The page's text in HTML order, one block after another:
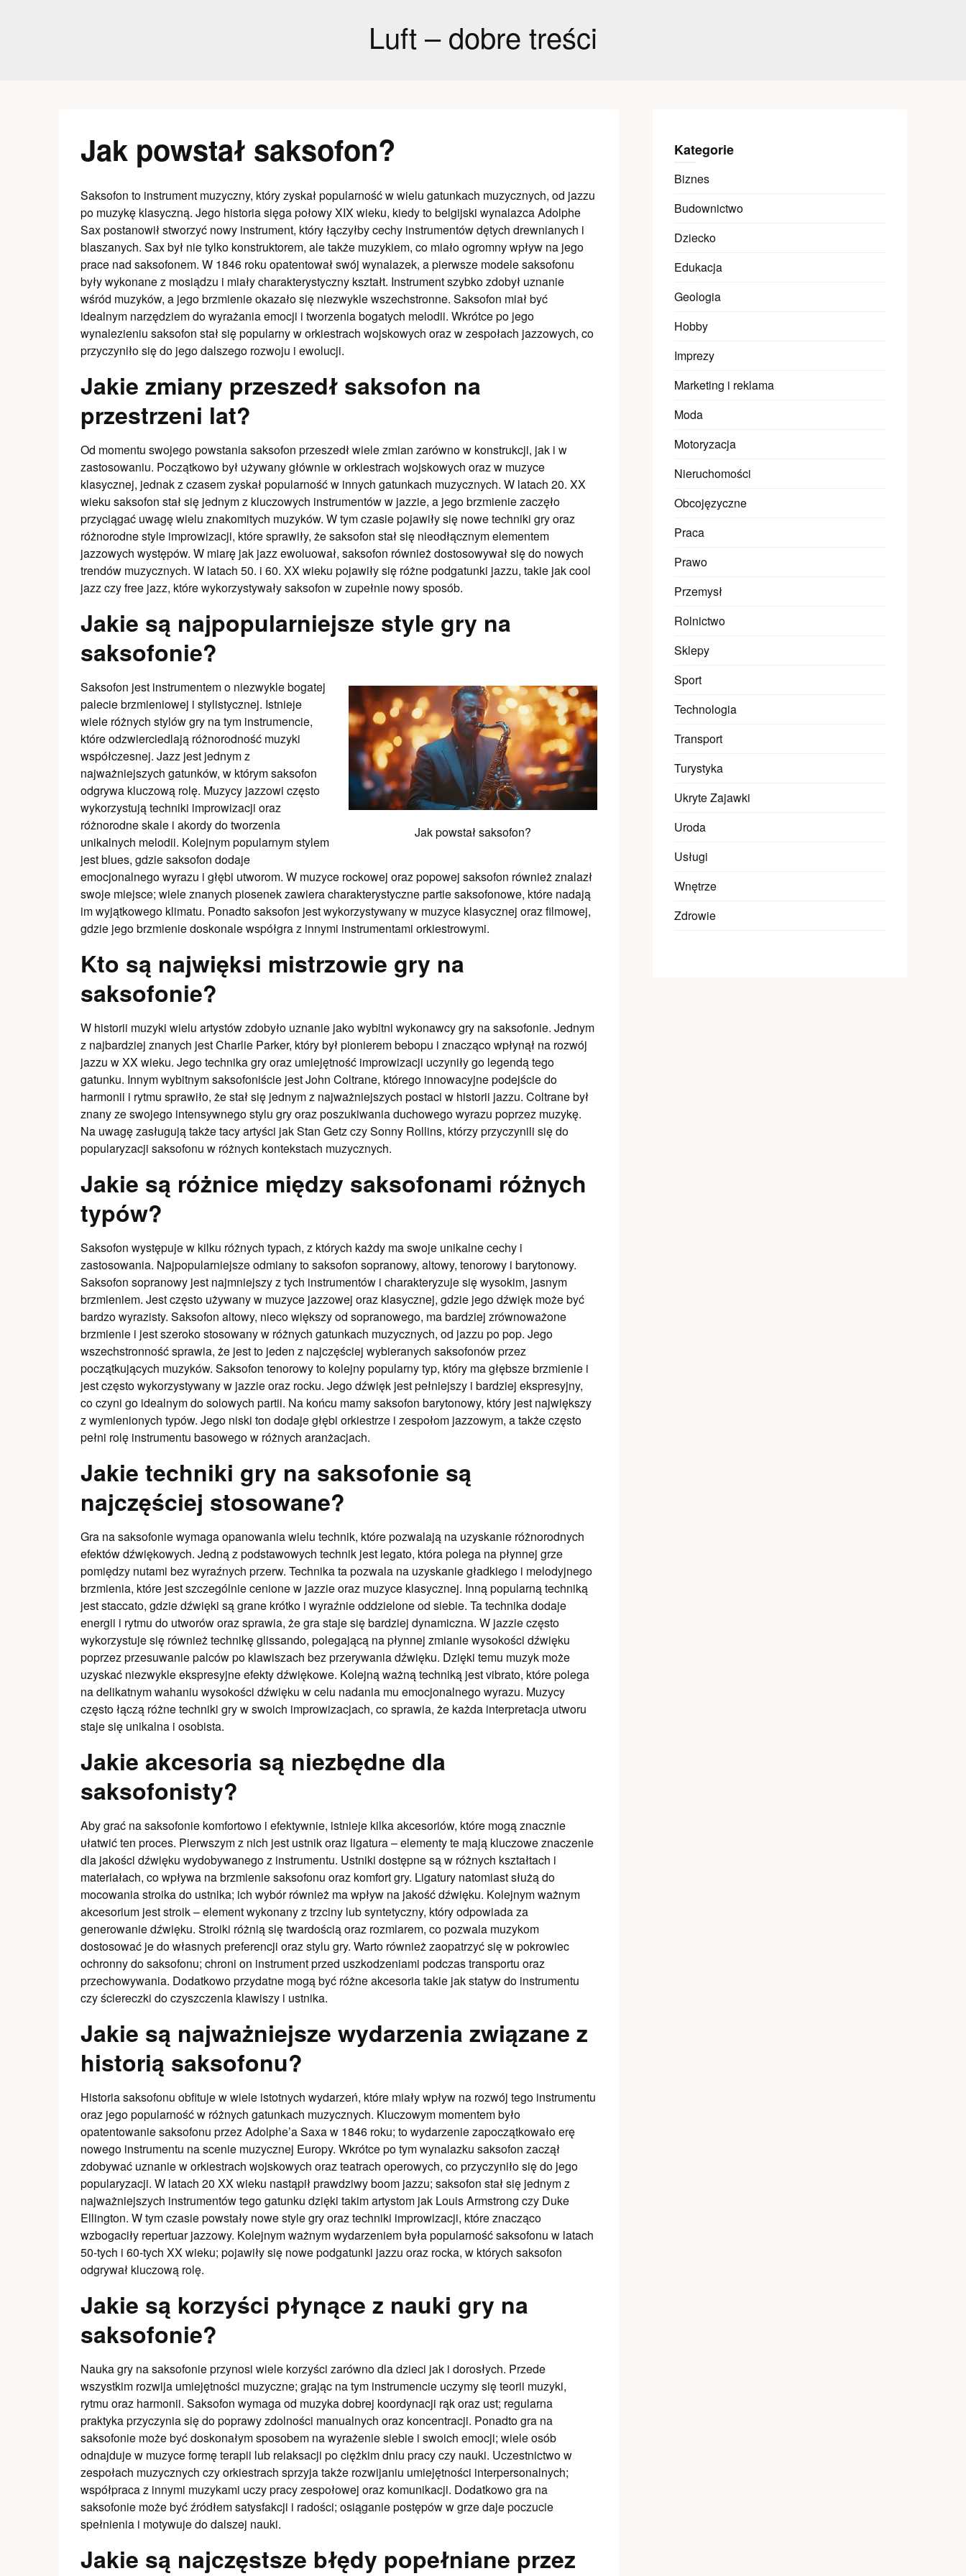
Luft – dobre treści
Jak powstał saksofon?
Saksofon to instrument muzyczny, który zyskał popularność w wielu gatunkach muzycznych, od jazzu
po muzykę klasyczną. Jego historia sięga połowy XIX wieku, kiedy to belgijski wynalazca Adolphe
Sax postanowił stworzyć nowy instrument, który łączyłby cechy instrumentów dętych drewnianych i
blaszanych. Sax był nie tylko konstruktorem, ale także muzykiem, co miało ogromny wpływ na jego
prace nad saksofonem. W 1846 roku opatentował swój wynalazek, a pierwsze modele saksofonu
były wykonane z mosiądzu i miały charakterystyczny kształt. Instrument szybko zdobył uznanie
wśród muzyków, a jego brzmienie okazało się niezwykle wszechstronne. Saksofon miał być
idealnym narzędziem do wyrażania emocji i tworzenia bogatych melodii. Wkrótce po jego
wynalezieniu saksofon stał się popularny w orkiestrach wojskowych oraz w zespołach jazzowych, co
przyczyniło się do jego dalszego rozwoju i ewolucji.
Jakie zmiany przeszedł saksofon na
przestrzeni lat?
Od momentu swojego powstania saksofon przeszedł wiele zmian zarówno w konstrukcji, jak i w
zastosowaniu. Początkowo był używany głównie w orkiestrach wojskowych oraz w muzyce
klasycznej, jednak z czasem zyskał popularność w innych gatunkach muzycznych. W latach 20. XX
wieku saksofon stał się jednym z kluczowych instrumentów w jazzie, a jego brzmienie zaczęło
przyciągać uwagę wielu znakomitych muzyków. W tym czasie pojawiły się nowe techniki gry oraz
różnorodne style improwizacji, które sprawiły, że saksofon stał się nieodłącznym elementem
jazzowych występów. W miarę jak jazz ewoluował, saksofon również dostosowywał się do nowych
trendów muzycznych. W latach 50. i 60. XX wieku pojawiły się różne podgatunki jazzu, takie jak cool
jazz czy free jazz, które wykorzystywały saksofon w zupełnie nowy sposób.
Jakie są najpopularniejsze style gry na
saksofonie?
Jak powstał saksofon?
Saksofon jest instrumentem o niezwykle bogatej
palecie brzmieniowej i stylistycznej. Istnieje
wiele różnych stylów gry na tym instrumencie,
które odzwierciedlają różnorodność muzyki
współczesnej. Jazz jest jednym z
najważniejszych gatunków, w którym saksofon
odgrywa kluczową rolę. Muzycy jazzowi często
wykorzystują techniki improwizacji oraz
różnorodne skale i akordy do tworzenia
unikalnych melodii. Kolejnym popularnym stylem
jest blues, gdzie saksofon dodaje
emocjonalnego wyrazu i głębi utworom. W muzyce rockowej oraz popowej saksofon również znalazł
swoje miejsce; wiele znanych piosenek zawiera charakterystyczne partie saksofonowe, które nadają
im wyjątkowego klimatu. Ponadto saksofon jest wykorzystywany w muzyce klasycznej oraz filmowej,
gdzie jego brzmienie doskonale współgra z innymi instrumentami orkiestrowymi.
Kto są najwięksi mistrzowie gry na
saksofonie?
W historii muzyki wielu artystów zdobyło uznanie jako wybitni wykonawcy gry na saksofonie. Jednym
z najbardziej znanych jest Charlie Parker, który był pionierem bebopu i znacząco wpłynął na rozwój
jazzu w XX wieku. Jego technika gry oraz umiejętność improwizacji uczyniły go legendą tego
gatunku. Innym wybitnym saksofoniście jest John Coltrane, którego innowacyjne podejście do
harmonii i rytmu sprawiło, że stał się jednym z najważniejszych postaci w historii jazzu. Coltrane był
znany ze swojego intensywnego stylu gry oraz poszukiwania duchowego wyrazu poprzez muzykę.
Na uwagę zasługują także tacy artyści jak Stan Getz czy Sonny Rollins, którzy przyczynili się do
popularyzacji saksofonu w różnych kontekstach muzycznych.
Jakie są różnice między saksofonami różnych
typów?
Saksofon występuje w kilku różnych typach, z których każdy ma swoje unikalne cechy i
zastosowania. Najpopularniejsze odmiany to saksofon sopranowy, altowy, tenorowy i barytonowy.
Saksofon sopranowy jest najmniejszy z tych instrumentów i charakteryzuje się wysokim, jasnym
brzmieniem. Jest często używany w muzyce jazzowej oraz klasycznej, gdzie jego dźwięk może być
bardzo wyrazisty. Saksofon altowy, nieco większy od sopranowego, ma bardziej zrównoważone
brzmienie i jest szeroko stosowany w różnych gatunkach muzycznych, od jazzu po pop. Jego
wszechstronność sprawia, że jest to jeden z najczęściej wybieranych saksofonów przez
początkujących muzyków. Saksofon tenorowy to kolejny popularny typ, który ma głębsze brzmienie i
jest często wykorzystywany w jazzie oraz rocku. Jego dźwięk jest pełniejszy i bardziej ekspresyjny,
co czyni go idealnym do solowych partii. Na końcu mamy saksofon barytonowy, który jest największy
z wymienionych typów. Jego niski ton dodaje głębi orkiestrze i zespołom jazzowym, a także często
pełni rolę instrumentu basowego w różnych aranżacjach.
Jakie techniki gry na saksofonie są
najczęściej stosowane?
Gra na saksofonie wymaga opanowania wielu technik, które pozwalają na uzyskanie różnorodnych
efektów dźwiękowych. Jedną z podstawowych technik jest legato, która polega na płynnej grze
pomiędzy nutami bez wyraźnych przerw. Technika ta pozwala na uzyskanie gładkiego i melodyjnego
brzmienia, które jest szczególnie cenione w jazzie oraz muzyce klasycznej. Inną popularną techniką
jest staccato, gdzie dźwięki są grane krótko i wyraźnie oddzielone od siebie. Ta technika dodaje
energii i rytmu do utworów oraz sprawia, że gra staje się bardziej dynamiczna. W jazzie często
wykorzystuje się również technikę glissando, polegającą na płynnej zmianie wysokości dźwięku
poprzez przesuwanie palców po klawiszach bez przerywania dźwięku. Dzięki temu muzyk może
uzyskać niezwykle ekspresyjne efekty dźwiękowe. Kolejną ważną techniką jest vibrato, które polega
na delikatnym wahaniu wysokości dźwięku w celu nadania mu emocjonalnego wyrazu. Muzycy
często łączą różne techniki gry w swoich improwizacjach, co sprawia, że każda interpretacja utworu
staje się unikalna i osobista.
Jakie akcesoria są niezbędne dla
saksofonisty?
Aby grać na saksofonie komfortowo i efektywnie, istnieje kilka akcesoriów, które mogą znacznie
ułatwić ten proces. Pierwszym z nich jest ustnik oraz ligatura – elementy te mają kluczowe znaczenie
dla jakości dźwięku wydobywanego z instrumentu. Ustniki dostępne są w różnych kształtach i
materiałach, co wpływa na brzmienie saksofonu oraz komfort gry. Ligatury natomiast służą do
mocowania stroika do ustnika; ich wybór również ma wpływ na jakość dźwięku. Kolejnym ważnym
akcesorium jest stroik – element wykonany z trzciny lub syntetyczny, który odpowiada za
generowanie dźwięku. Stroiki różnią się twardością oraz rozmiarem, co pozwala muzykom
dostosować je do własnych preferencji oraz stylu gry. Warto również zaopatrzyć się w pokrowiec
ochronny do saksofonu; chroni on instrument przed uszkodzeniami podczas transportu oraz
przechowywania. Dodatkowo przydatne mogą być różne akcesoria takie jak statyw do instrumentu
czy ściereczki do czyszczenia klawiszy i ustnika.
Jakie są najważniejsze wydarzenia związane z
historią saksofonu?
Historia saksofonu obfituje w wiele istotnych wydarzeń, które miały wpływ na rozwój tego instrumentu
oraz jego popularność w różnych gatunkach muzycznych. Kluczowym momentem było
opatentowanie saksofonu przez Adolphe’a Saxa w 1846 roku; to wydarzenie zapoczątkowało erę
nowego instrumentu na scenie muzycznej Europy. Wkrótce po tym wynalazku saksofon zaczął
zdobywać uznanie w orkiestrach wojskowych oraz teatrach operowych, co przyczyniło się do jego
popularyzacji. W latach 20 XX wieku nastąpił prawdziwy boom jazzu; saksofon stał się jednym z
najważniejszych instrumentów tego gatunku dzięki takim artystom jak Louis Armstrong czy Duke
Ellington. W tym czasie powstały nowe style gry oraz techniki improwizacji, które znacząco
wzbogaciły repertuar jazzowy. Kolejnym ważnym wydarzeniem była popularność saksofonu w latach
50-tych i 60-tych XX wieku; pojawiły się nowe podgatunki jazzu oraz rocka, w których saksofon
odgrywał kluczową rolę.
Jakie są korzyści płynące z nauki gry na
saksofonie?
Nauka gry na saksofonie przynosi wiele korzyści zarówno dla dzieci jak i dorosłych. Przede
wszystkim rozwija umiejętności muzyczne; grając na tym instrumencie uczymy się teorii muzyki,
rytmu oraz harmonii. Saksofon wymaga od muzyka dobrej koordynacji rąk oraz ust; regularna
praktyka przyczynia się do poprawy zdolności manualnych oraz koncentracji. Ponadto gra na
saksofonie może być doskonałym sposobem na wyrażenie siebie i swoich emocji; wiele osób
odnajduje w muzyce formę terapii lub relaksacji po ciężkim dniu pracy czy nauki. Uczestnictwo w
zespołach muzycznych czy orkiestrach sprzyja także rozwijaniu umiejętności interpersonalnych;
współpraca z innymi muzykami uczy pracy zespołowej oraz komunikacji. Dodatkowo gra na
saksofonie może być źródłem satysfakcji i radości; osiąganie postępów w grze daje poczucie
spełnienia i motywuje do dalszej nauki.
Jakie są najczęstsze błędy popełniane przez
Kategorie
Biznes
Budownictwo
Dziecko
Edukacja
Geologia
Hobby
Imprezy
Marketing i reklama
Moda
Motoryzacja
Nieruchomości
Obcojęzyczne
Praca
Prawo
Przemysł
Rolnictwo
Sklepy
Sport
Technologia
Transport
Turystyka
Ukryte Zajawki
Uroda
Usługi
Wnętrze
Zdrowie